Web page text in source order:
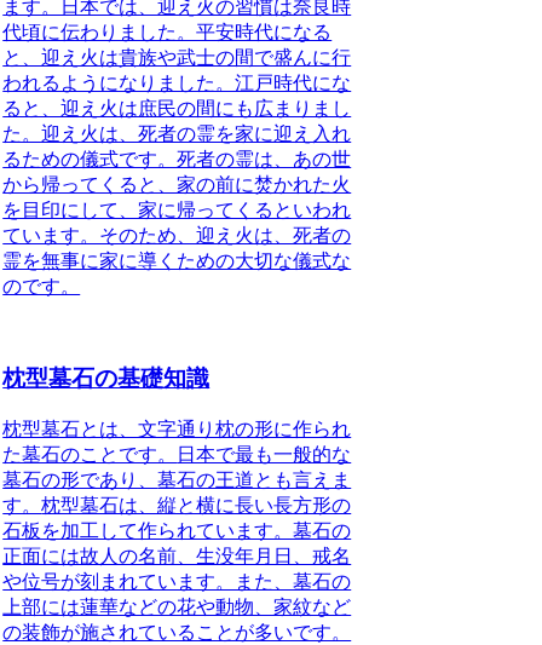
ます。日本では、迎え火の習慣は奈良時
代頃に伝わりました。平安時代になる
と、迎え火は貴族や武士の間で盛んに行
われるようになりました。江戸時代にな
ると、迎え火は庶民の間にも広まりまし
た。迎え火は、死者の霊を家に迎え入れ
るための儀式です。死者の霊は、あの世
から帰ってくると、家の前に焚かれた火
を目印にして、家に帰ってくるといわれ
ています。そのため、迎え火は、死者の
霊を無事に家に導くための大切な儀式な
のです。
枕型墓石の基礎知識
枕型墓石とは、文字通り枕の形に作られ
た墓石のことです。
日本で最も一般的な
墓石の形であり、墓石の王道とも言えま
す。枕型墓石は、縦と横に長い長方形の
石板を加工して作られています。墓石の
正面には故人の名前、生没年月日、戒名
や位号が刻まれています。また、墓石の
上部には蓮華などの花や動物、家紋など
の装飾が施されていることが多いです。